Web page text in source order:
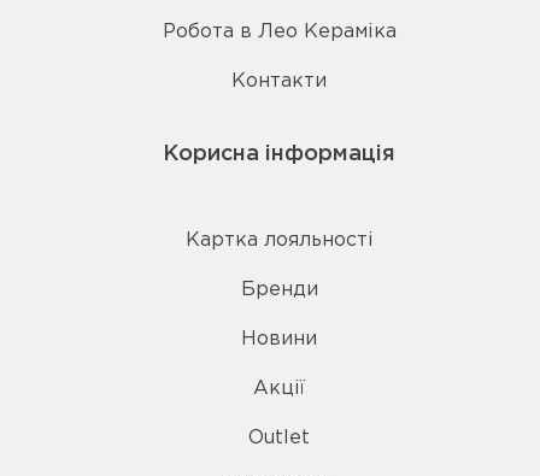
Робота в Лео Кераміка
Контакти
Корисна інформація
Картка лояльності
Бренди
Новини
Акції
Outlet